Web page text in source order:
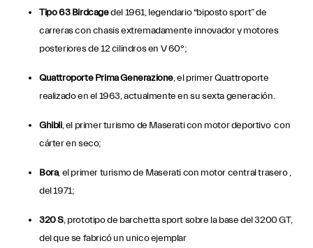
Tipo 63 Birdcagedel 1961, legendario “biposto sport” de
carreras con chasis extremadamente innovador y motores
posteriores de 12 cilindros en V 60°;
Quattroporte Prima Generazione, el primer Quattroporte
realizado en el 1963, actualmente en su sexta generación.
Ghibli, el primer turismo de Maserati con motor deportivo con
cárter en seco;
Bora, el primer turismo de Maserati con motor central trasero ,
del 1971;
320 S, prototipo de barchetta sport sobre la base del 3200 GT,
del que se fabricó un unico ejemplar